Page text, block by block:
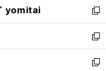
で
開
く
ド
ウ
で
開
く
ィ
ン
ド
ウ
で
い
ウ
ィ
ン
ド
yomitai
新
し
い
ウ
ィ
新
し
い
新